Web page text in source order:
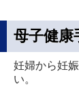
母子健康
妊婦から妊
い。